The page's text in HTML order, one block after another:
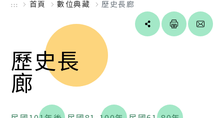
::: 首頁 數位典藏 歷史長廊
Line
歷史長
廊